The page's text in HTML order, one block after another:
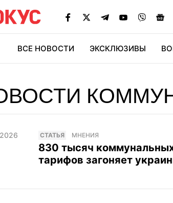
ВСЕ НОВОСТИ ЭКСКЛЮЗИВЫ
CТАТЬЯ МНЕНИЯ
830 тысяч
тарифов загоняет